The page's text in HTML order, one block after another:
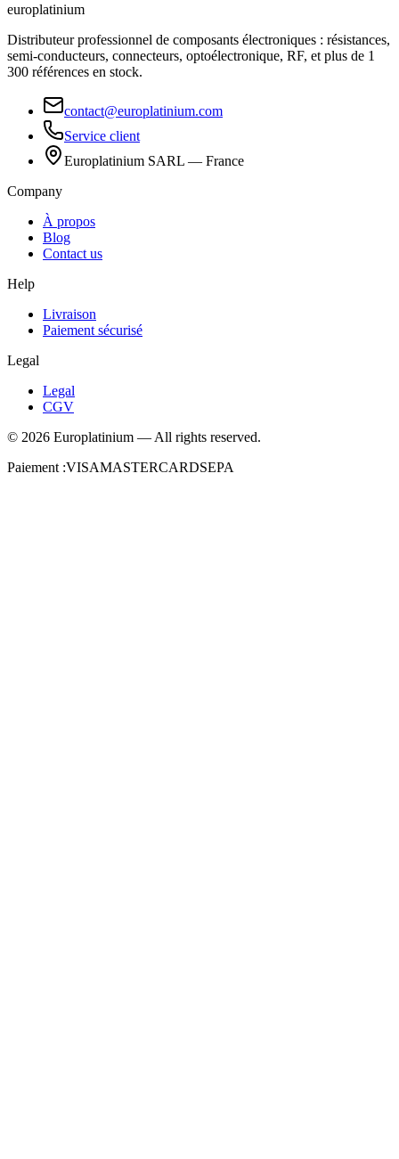
europlatinium
Distributeur professionnel de composants électroniques : résistances,
semi-conducteurs, connecteurs, optoélectronique, RF, et plus de 1
300 références en stock.
contact@europlatinium.com
Service client
Europlatinium SARL — France
Company
À propos
Blog
Contact us
Help
Livraison
Paiement sécurisé
Legal
Legal
CGV
© 2026 Europlatinium — All rights reserved.
Paiement :VISAMASTERCARDSEPA